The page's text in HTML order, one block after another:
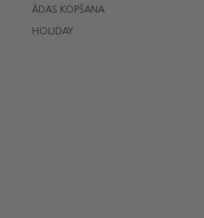
ĀDAS KOPŠANA
HOLIDAY